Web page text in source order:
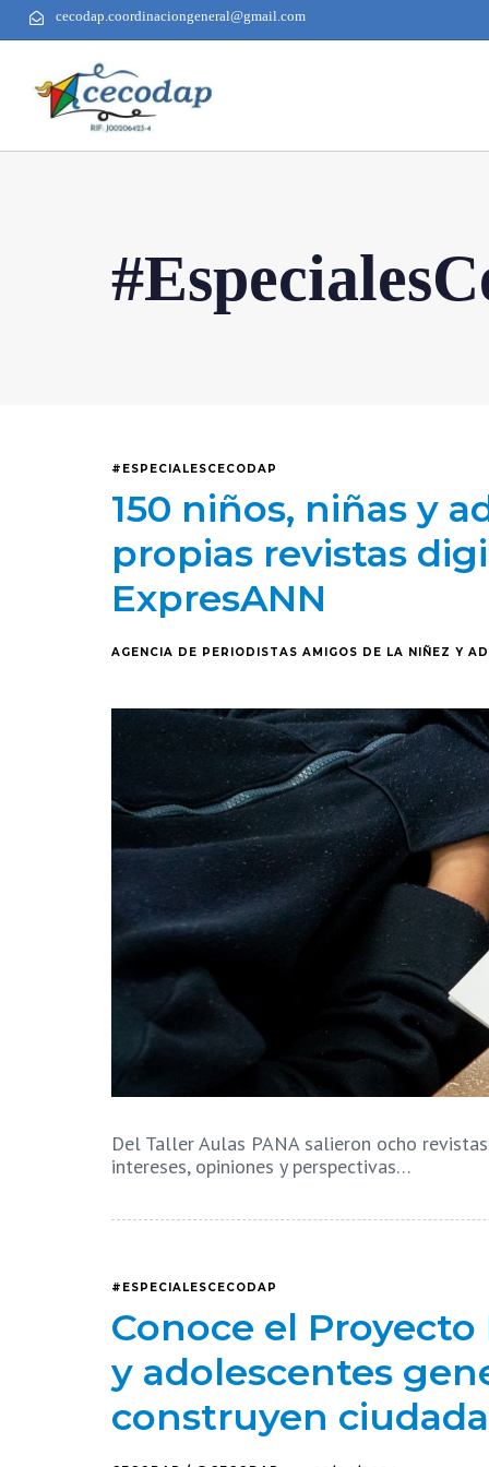
cecodap.coordinaciongeneral@gmail.com
#ESPECIALESCECODAP
150 niños, niñas y
propias revistas
ExpresANN
AGENCIA DE PERIODISTAS AMIGOS DE LA NIÑEZ Y
Del Taller Aulas PANA salieron ocho
intereses, opiniones y perspectivas…
#ESPECIALESCECODAP
Conoce el
y adolescentes
construyen